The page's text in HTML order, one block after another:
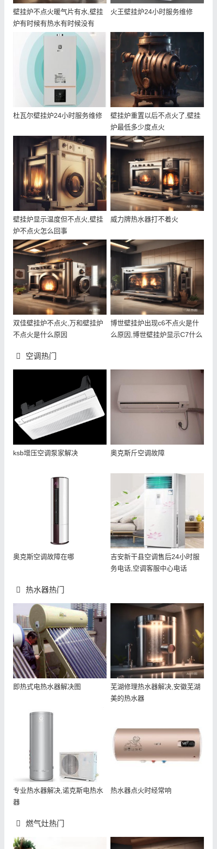
壁挂炉不点火暖气片有水,壁挂
炉有时候有热水有时候没有
火王壁挂炉24小时服务维修
杜瓦尔壁挂炉24小时服务维修
壁挂炉重置以后不点火了,壁挂
炉最低多少度点火
壁挂炉显示温度但不点火,壁挂
炉不点火怎么回事
威力牌热水器打不着火
双佳壁挂炉不点火,万和壁挂炉
不点火是什么原因
博世壁挂炉出现c6不点火是什
么原因,博世壁挂炉显示C7什么
空调热门
ksb增压空调泵家解决 奥克斯斤空调故障
奥克斯空调故障在哪
吉安新干县空调售后24小时服
务电话,空调客服中心电话
热水器热门
即热式电热水器解决图
芜湖修理热水器解决,安徽芜湖
美的热水器
专业热水器解决,诺克斯电热水
器
热水器点火时经常响
燃气灶热门